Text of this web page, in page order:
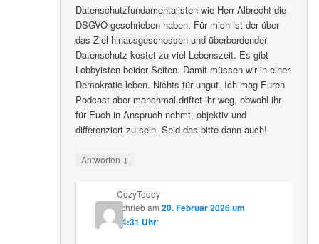
Datenschutzfundamentalisten wie Herr Albrecht die
DSGVO geschrieben haben. Für mich ist der über
das Ziel hinausgeschossen und überbordender
Datenschutz kostet zu viel Lebenszeit. Es gibt
Lobbyisten beider Seiten. Damit müssen wir in einer
Demokratie leben. Nichts für ungut. Ich mag Euren
Podcast aber manchmal driftet ihr weg, obwohl ihr
für Euch in Anspruch nehmt, objektiv und
differenziert zu sein. Seid das bitte dann auch!
Antworten ↓
CozyTeddy
schriebam 20. Februar 2026 um
14:31 Uhr: